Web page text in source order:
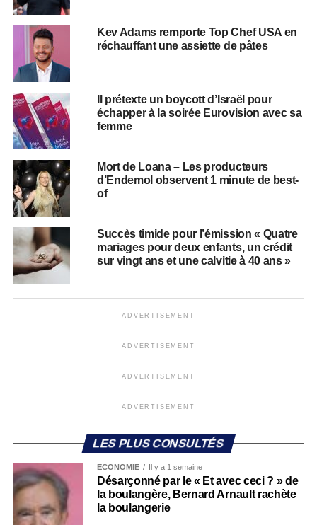
Kev Adams remporte Top Chef USA en
réchauffant une assiette de pâtes
Il prétexte un boycott d’Israël pour
échapper à la soirée Eurovision avec sa
femme
Mort de Loana – Les producteurs
d’Endemol observent 1 minute de best-
of
Succès timide pour l’émission « Quatre
mariages pour deux enfants, un crédit
sur vingt ans et une calvitie à 40 ans »
ADVERTISEMENT
ADVERTISEMENT
ADVERTISEMENT
ADVERTISEMENT
LES PLUS CONSULTÉS
ECONOMIE Il y a 1 semaine
Désarçonné par le « Et avec ceci ? » de
la boulangère, Bernard Arnault rachète
la boulangerie